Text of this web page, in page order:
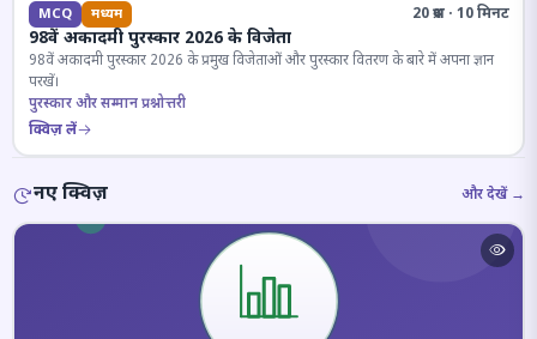
MCQ मध्यम 20 प्रश्न · 10 मिनट
98वें अकादमी पुरस्कार 2026 के विजेता
98वें अकादमी पुरस्कार 2026 के प्रमुख विजेताओं और पुरस्कार वितरण के बारे में अपना ज्ञान
परखें।
पुरस्कार और सम्मान प्रश्नोत्तरी
क्विज़ लें
नए क्विज़ और देखें →